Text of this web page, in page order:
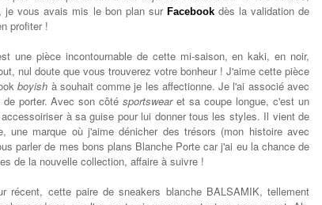
je vous avais mis le bon plan sur Facebookdès la validation de
profiter !
une pièce incontournable de cette mi-saison, en kaki, en noir,
nul doute que vous trouverez votre bonheur ! J'aime cette pièce
boyish à souhait comme je les affectionne. Je l'ai associé avec
porter. Avec son côtésportswearet sa coupe longue, c'est un
à sa guise pour lui donner tous les styles. Il vient de
une marque où j'aime dénicher des trésors (mon histoire avec
parler de mes bons plans Blanche Porte car j'ai eu la chance de
de la nouvelle collection, affaire à suivre !
cette paire de sneakers blanche BALSAMIK, tellement